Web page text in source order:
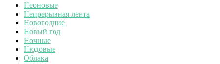
Неоновые
Непрерывная лента
Новогодние
Новый год
Ночные
Нюдовые
Облака